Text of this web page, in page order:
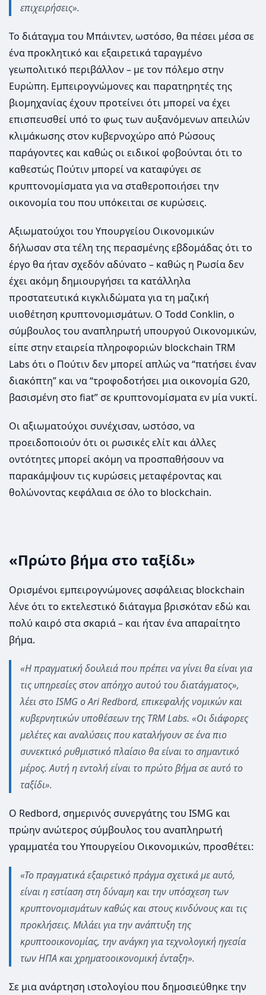
επιχειρήσεις».
Το διάταγμα του Μπάιντεν, ωστόσο, θα πέσει μέσα σε
ένα προκλητικό και εξαιρετικά ταραγμένο
γεωπολιτικό περιβάλλον – με τον πόλεμο στην
Ευρώπη. Εμπειρογνώμονες και παρατηρητές της
βιομηχανίας έχουν προτείνει ότι μπορεί να έχει
επισπευσθεί υπό το φως των αυξανόμενων απειλών
κλιμάκωσης στον κυβερνοχώρο από Ρώσους
παράγοντες και καθώς οι ειδικοί φοβούνται ότι το
καθεστώς Πούτιν μπορεί να καταφύγει σε
κρυπτονομίσματα για να σταθεροποιήσει την
οικονομία του που υπόκειται σε κυρώσεις.
Αξιωματούχοι του Υπουργείου Οικονομικών
δήλωσαν στα τέλη της περασμένης εβδομάδας ότι το
έργο θα ήταν σχεδόν αδύνατο – καθώς η Ρωσία δεν
έχει ακόμη δημιουργήσει τα κατάλληλα
προστατευτικά κιγκλιδώματα για τη μαζική
υιοθέτηση κρυπτονομισμάτων. Ο Todd Conklin, ο
σύμβουλος του αναπληρωτή υπουργού Οικονομικών,
είπε στην εταιρεία πληροφοριών blockchain TRM
Labs ότι ο Πούτιν δεν μπορεί απλώς να “πατήσει έναν
διακόπτη” και να “τροφοδοτήσει μια οικονομία G20,
βασισμένη στο fiat” σε κρυπτονομίσματα εν μία νυκτί.
Οι αξιωματούχοι συνέχισαν, ωστόσο, να
προειδοποιούν ότι οι ρωσικές ελίτ και άλλες
οντότητες μπορεί ακόμη να προσπαθήσουν να
παρακάμψουν τις κυρώσεις μεταφέροντας και
θολώνοντας κεφάλαια σε όλο το blockchain.
«Πρώτο βήμα στο ταξίδι»
Ορισμένοι εμπειρογνώμονες ασφάλειας blockchain
λένε ότι το εκτελεστικό διάταγμα βρισκόταν εδώ και
πολύ καιρό στα σκαριά – και ήταν ένα απαραίτητο
βήμα.
«Η πραγματική δουλειά που πρέπει να γίνει θα είναι για
τις υπηρεσίες στον απόηχο αυτού του διατάγματος»,
λέει στο ISMG ο Ari Redbord, επικεφαλής νομικών και
κυβερνητικών υποθέσεων της TRM Labs. «Οι διάφορες
μελέτες και αναλύσεις που καταλήγουν σε ένα πιο
συνεκτικό ρυθμιστικό πλαίσιο θα είναι το σημαντικό
μέρος. Αυτή η εντολή είναι το πρώτο βήμα σε αυτό το
ταξίδι».
Ο Redbord, σημερινός συνεργάτης του ISMG και
πρώην ανώτερος σύμβουλος του αναπληρωτή
γραμματέα του Υπουργείου Οικονομικών, προσθέτει:
«Το πραγματικά εξαιρετικό πράγμα σχετικά με αυτό,
είναι η εστίαση στη δύναμη και την υπόσχεση των
κρυπτονομισμάτων καθώς και στους κινδύνους και τις
προκλήσεις. Μιλάει για την ανάπτυξη της
κρυπτοοικονομίας, την ανάγκη για τεχνολογική ηγεσία
των ΗΠΑ και χρηματοοικονομική ένταξη».
Σε μια ανάρτηση ιστολογίου που δημοσιεύθηκε την